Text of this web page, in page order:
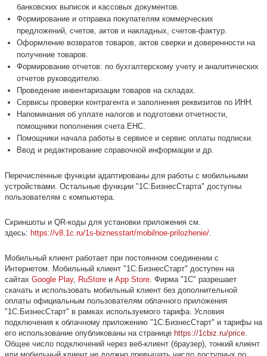
банковских выписок и кассовых документов.
Формирование и отправка покупателям коммерческих
предложений, счетов, актов и накладных, счетов-фактур.
Оформление возвратов товаров, актов сверки и доверенности на
получение товаров.
Формирование отчетов: по бухгалтерскому учету и аналитических
отчетов руководителю.
Проведение инвентаризации товаров на складах.
Сервисы проверки контрагента и заполнения реквизитов по ИНН.
Напоминания об уплате налогов и подготовки отчетности,
помощники пополнения счета ЕНС.
Помощники начала работы в сервисе и сервис оплаты подписки.
Ввод и редактирование справочной информации и др.
Перечисленные функции адаптированы для работы с мобильными
устройствами. Остальные функции "1С:БизнесСтарта" доступны
пользователям с компьютера.
Скриншоты и QR-коды для установки приложения см.
здесь: https://v8.1c.ru/1s-biznesstart/mobilnoe-prilozhenie/.
Мобильный клиент работает при постоянном соединении с
Интернетом. Мобильный клиент "1С:БизнесСтарт" доступен на
сайтах Goоgle Play, RuStore и App Store. Фирма "1С" разрешает
скачать и использовать мобильный клиент без дополнительной
оплаты официальным пользователям облачного приложения
"1С:БизнесСтарт" в рамках используемого тарифа. Условия
подключения к облачному приложению "1С:БизнесСтарт" и тарифы на
его использование опубликованы на странице https://1cbiz.ru/price.
Общее число подключений через веб-клиент (браузер), тонкий клиент